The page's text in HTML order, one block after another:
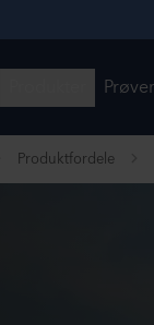
Produktfordele